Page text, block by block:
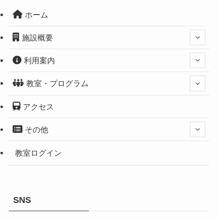
ホーム
施設概要
利用案内
教室・プログラム
アクセス
その他
教室ログイン
SNS